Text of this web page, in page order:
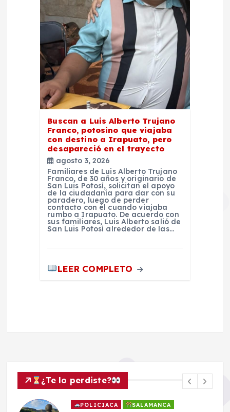
Buscan a Luis Alberto Trujano
Franco, potosino que viajaba
con destino a Irapuato, pero
desapareció en el trayecto
agosto 3, 2026
Familiares de Luis Alberto Trujano
Franco, de 30 años y originario de
San Luis Potosí, solicitan el apoyo
de la ciudadanía para dar con su
paradero, luego de perder
contacto con él cuando viajaba
rumbo a Irapuato. De acuerdo con
sus familiares, Luis Alberto salió de
San Luis Potosí alrededor de las…
LEER COMPLETO
¿Te lo perdiste?
POLICIACA SALAMANCA